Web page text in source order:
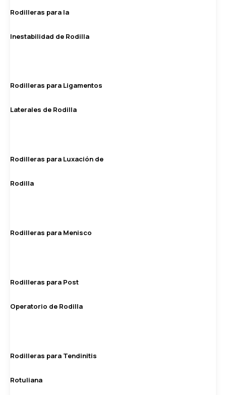
Rodilleras para la
Inestabilidad de Rodilla
Rodilleras para Ligamentos
Laterales de Rodilla
Rodilleras para Luxación de
Rodilla
Rodilleras para Menisco
Rodilleras para Post
Operatorio de Rodilla
Rodilleras para Tendinitis
Rotuliana